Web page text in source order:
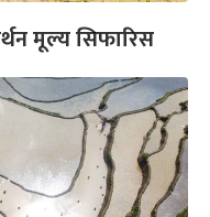
मूल्य सिफारिस